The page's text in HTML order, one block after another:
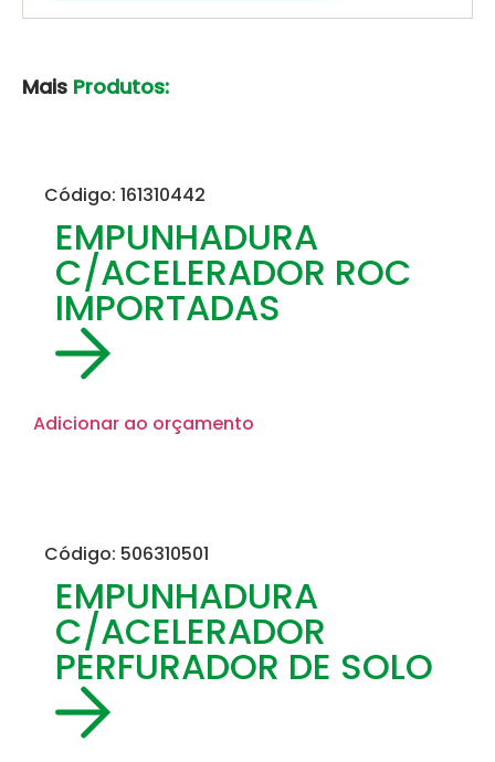
Mais Produtos:
Código: 161310442
EMPUNHADURA
C/ACELERADOR ROC
IMPORTADAS
Adicionar ao orçamento
Código: 506310501
EMPUNHADURA
C/ACELERADOR
PERFURADOR DE SOLO